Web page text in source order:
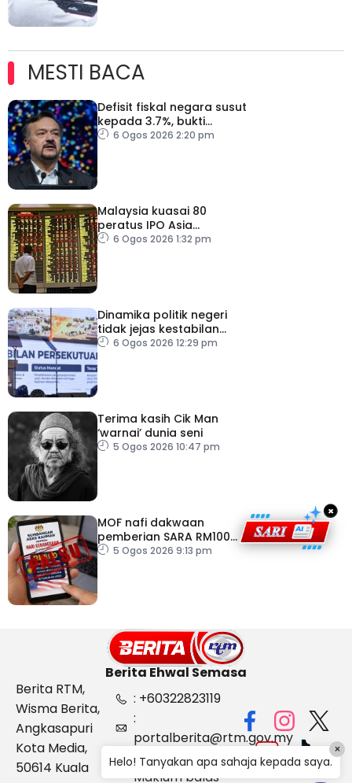
MESTI BACA
Defisit fiskal negara susut
kepada 3.7%, bukti
keyakinan pelabur masih
6 Ogos 2026 2:20 pm
Malaysia kuasai 80
peratus IPO Asia
Tenggara, kumpul AS$1.4
6 Ogos 2026 1:32 pm
Dinamika politik negeri
tidak jejas kestabilan
Kerajaan Perpaduan
6 Ogos 2026 12:29 pm
Terima kasih Cik Man
‘warnai’ dunia seni
5 Ogos 2026 10:47 pm
MOF nafi dakwaan
pemberian SARA RM100
sempena Hari
5 Ogos 2026 9:13 pm
×
Berita Ehwal Semasa
Berita RTM,
Wisma Berita,
Angkasapuri
Kota Media,
50614 Kuala
: +60322823119
:
portalberita@rtm.gov.my
: Aduan &
Maklum balas
Helo! Tanyakan apa sahaja kepada saya.
×